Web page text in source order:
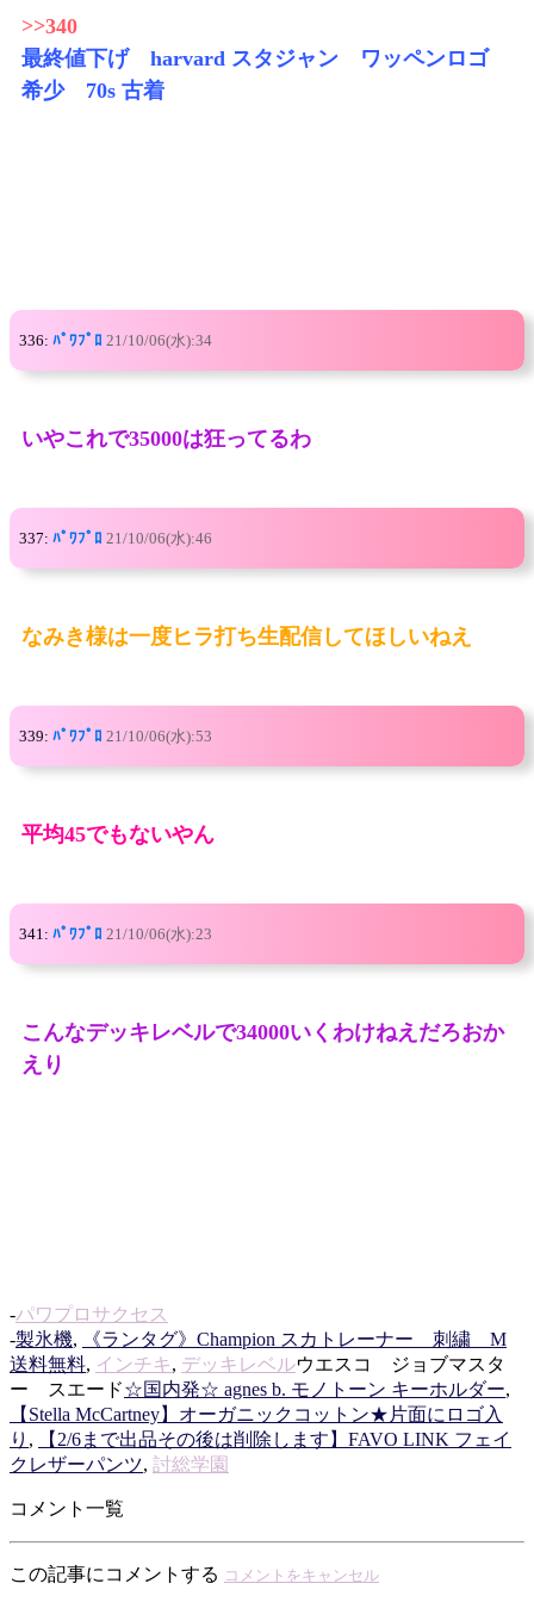
>>340
最終値下げ harvard スタジャン ワッペンロゴ
希少 70s 古着
336: ﾊﾟﾜﾌﾟﾛ 21/10/06(水):34
いやこれで35000は狂ってるわ
337: ﾊﾟﾜﾌﾟﾛ 21/10/06(水):46
なみき様は一度ヒラ打ち生配信してほしいねえ
339: ﾊﾟﾜﾌﾟﾛ 21/10/06(水):53
平均45でもないやん
341: ﾊﾟﾜﾌﾟﾛ 21/10/06(水):23
こんなデッキレベルで34000いくわけねえだろおか
えり
-パワプロサクセス
-製氷機,
《ランタグ》Champion スカトレーナー 刺繍 M
送料無料, インチキ, デッキレベルウエスコ ジョブマスタ
ー スエード☆国内発☆ agnes b. モノトーン キーホルダー,
【Stella McCartney】オーガニックコットン★片面にロゴ入
り ,
【2/6まで出品その後は削除します】FAVO LINK フェイ
クレザーパンツ, 討総学園
コメント一覧
この記事にコメントする コメントをキャンセル